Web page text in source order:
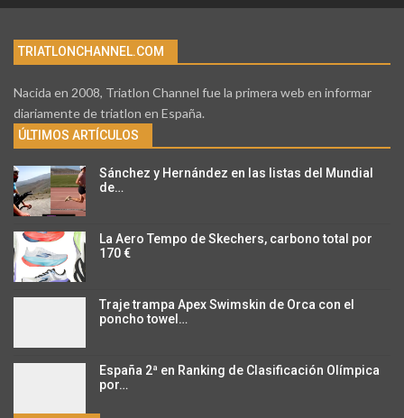
TRIATLONCHANNEL.COM
Nacida en 2008, Triatlon Channel fue la primera web en informar
diariamente de triatlon en España.
ÚLTIMOS ARTÍCULOS
Sánchez y Hernández en las listas del Mundial
de…
La Aero Tempo de Skechers, carbono total por
170 €
Traje trampa Apex Swimskin de Orca con el
poncho towel…
España 2ª en Ranking de Clasificación Olímpica
por…